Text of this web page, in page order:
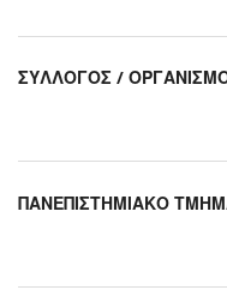
ΣΥΛΛΟΓΟΣ /
ΠΑΝΕΠΙΣΤΗΜΙΑΚΟ